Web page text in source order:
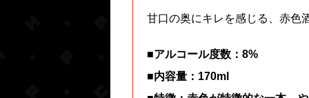
甘口の奥にキレを感じる、赤色
■アルコール度数：8%
■内容量：170ml